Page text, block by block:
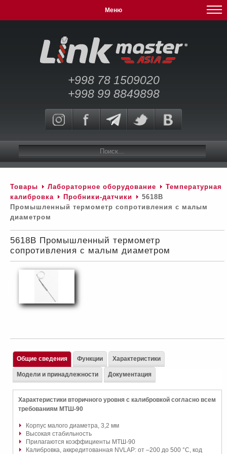
Меню
+998 78 1509020
+998 99 8849898
Товары Лабораторное оборудование
Температурная
калибровка
Пробники-датчики
5618B
Промышленный термометр сопротивления с малым
диаметром
5618B Промышленный термометр
сопротивления с малым диаметром
Общие сведения
Характеристики вторичного уровня с калибровкой согласно всем
требованиям МТШ-90
Корпус малого диаметра, 3,2 мм
Высокая стабильность
Прилагаются коэффициенты МТШ-90
Калибровка, аккредитованная NVLAP: от –200 до 500 °C, код
Функции Характеристики
Модели и принадлежности Документация